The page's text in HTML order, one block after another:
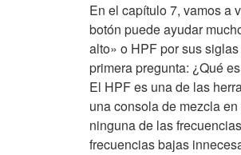
En el capítulo 7, vamos a
botón puede ayudar
alto» o HPF por sus
primera pregunta: ¿Qué
El HPF es una de las
una consola de mezcla
ninguna de las
frecuencias bajas